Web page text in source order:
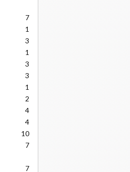
7
1
3
1
3
3
1
2
4
4
10
7
7